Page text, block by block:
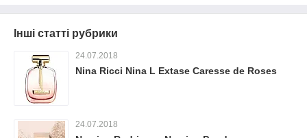
Інші статті рубрики
24.07.2018
Nina Ricci Nina L Extase Caresse de Roses
24.07.2018